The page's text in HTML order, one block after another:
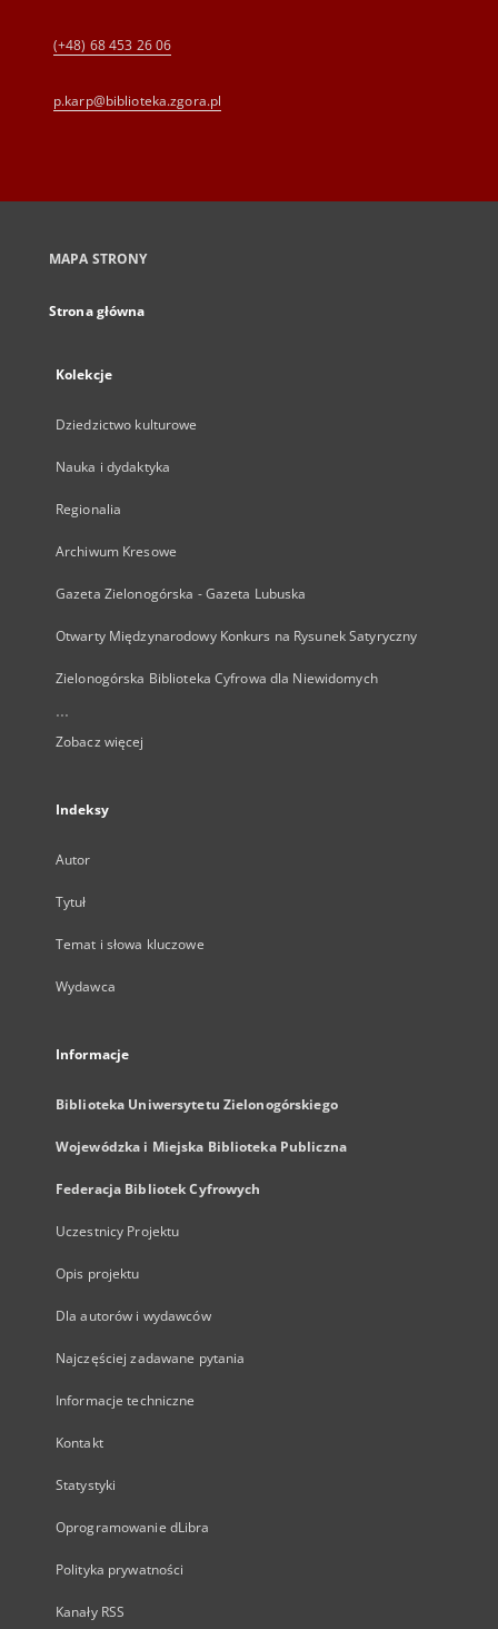
(+48) 68 453 26 06
p.karp@biblioteka.zgora.pl
MAPA STRONY
Strona główna
Kolekcje
Dziedzictwo kulturowe
Nauka i dydaktyka
Regionalia
Archiwum Kresowe
Gazeta Zielonogórska - Gazeta Lubuska
Otwarty Międzynarodowy Konkurs na Rysunek Satyryczny
Zielonogórska Biblioteka Cyfrowa dla Niewidomych
...
Zobacz więcej
Indeksy
Autor
Tytuł
Temat i słowa kluczowe
Wydawca
Informacje
Biblioteka Uniwersytetu Zielonogórskiego
Wojewódzka i Miejska Biblioteka Publiczna
Federacja Bibliotek Cyfrowych
Uczestnicy Projektu
Opis projektu
Dla autorów i wydawców
Najczęściej zadawane pytania
Informacje techniczne
Kontakt
Statystyki
Oprogramowanie dLibra
Polityka prywatności
Kanały RSS